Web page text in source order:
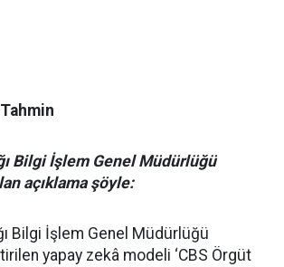
Bilgi İşlem Genel Müdürlüğü
açıklama şöyle:
Bilgi İşlem Genel Müdürlüğü
yapay zekâ modeli ‘CBS Örgüt